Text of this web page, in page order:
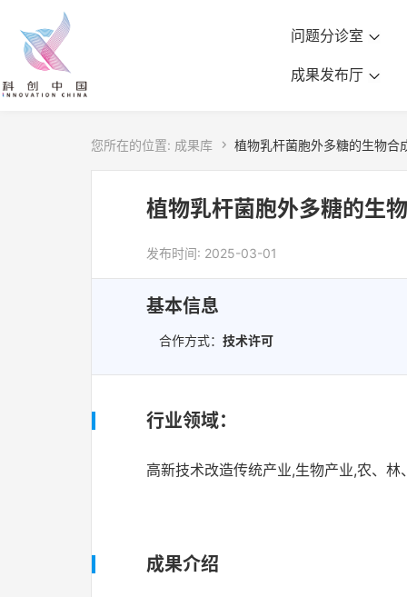
问题分诊室
成果发布厅
您所在的位置: 成果库  植物乳杆菌胞外多糖的生物合
植物乳杆菌胞外多糖的生
发布时间: 2025-03-01
基本信息
合作方式： 技术许可
行业领域：
高新技术改造传统产业,生物产业,农、林
成果介绍